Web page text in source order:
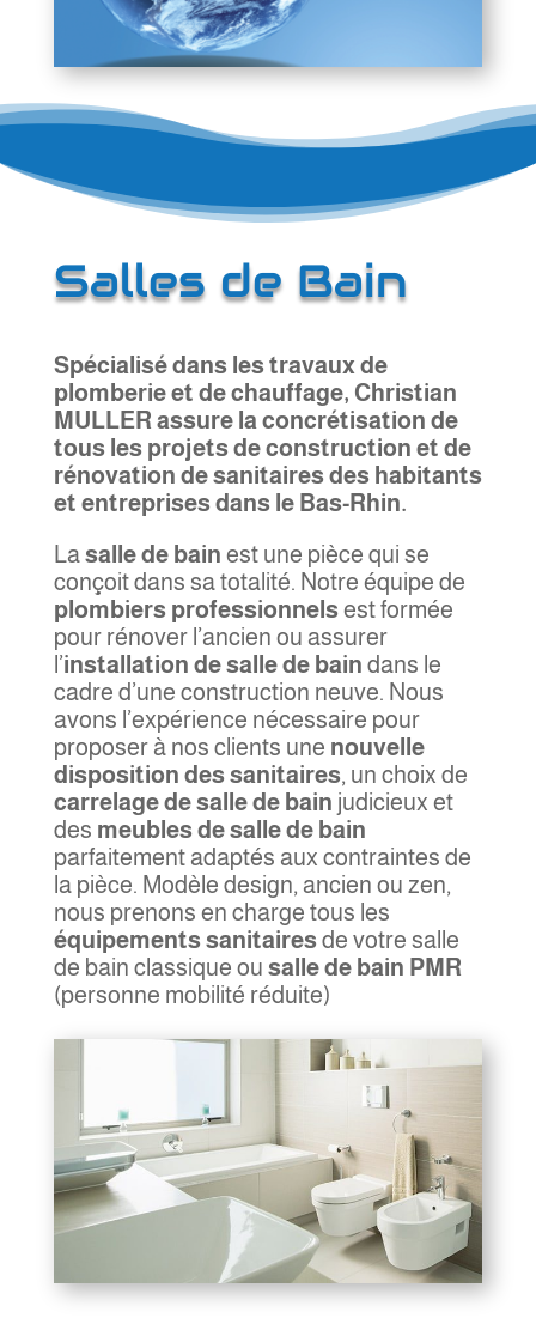
Salles de Bain
Spécialisé dans les travaux de
plomberie et de chauffage, Christian
MULLER assure la concrétisation de
tous les projets de construction et de
rénovation de sanitaires des habitants
et entreprises dans le Bas-Rhin.
Lasalle de bain est une pièce qui se
conçoit dans sa totalité. Notre équipe de
plombiers professionnelsest formée
pour rénover l’ancien ou assurer
l’installation de salle de bain dans le
cadre d’une construction neuve. Nous
avons l’expérience nécessaire pour
proposer à nos clients une nouvelle
disposition des sanitaires, un choix de
carrelage de salle de bain judicieux et
des meubles de salle de bain
parfaitement adaptés aux contraintes de
la pièce. Modèle design, ancien ou zen,
nous prenons en charge tous les
équipements sanitairesde votre salle
de bain classique ou salle de bain PMR
(personne mobilité réduite)